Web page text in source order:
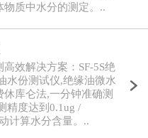
质中水分的测定。..
效解决方案：SF-5S绝
水份测试仪,绝缘油微水
库仑法,一分钟准确测
精度达到0.1ug /
计算水分含量。..